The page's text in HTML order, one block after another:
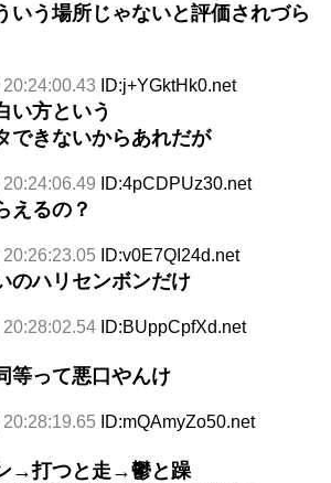
いう場所じゃないと評価されづら
ID:j+YGktHk0.net
い方という
できないからあれだが
ID:4pCDPUz30.net
えるの？
ID:v0E7QI24d.net
のハリセンボンだけ
ID:BUppCpfXd.net
等って悪口やんけ
ID:mQAmyZo50.net
→打つと走→鬱と躁